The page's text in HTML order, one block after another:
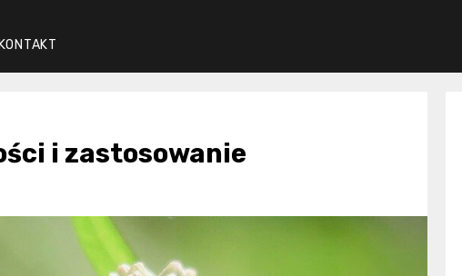
KONTAKT
i zastosowanie